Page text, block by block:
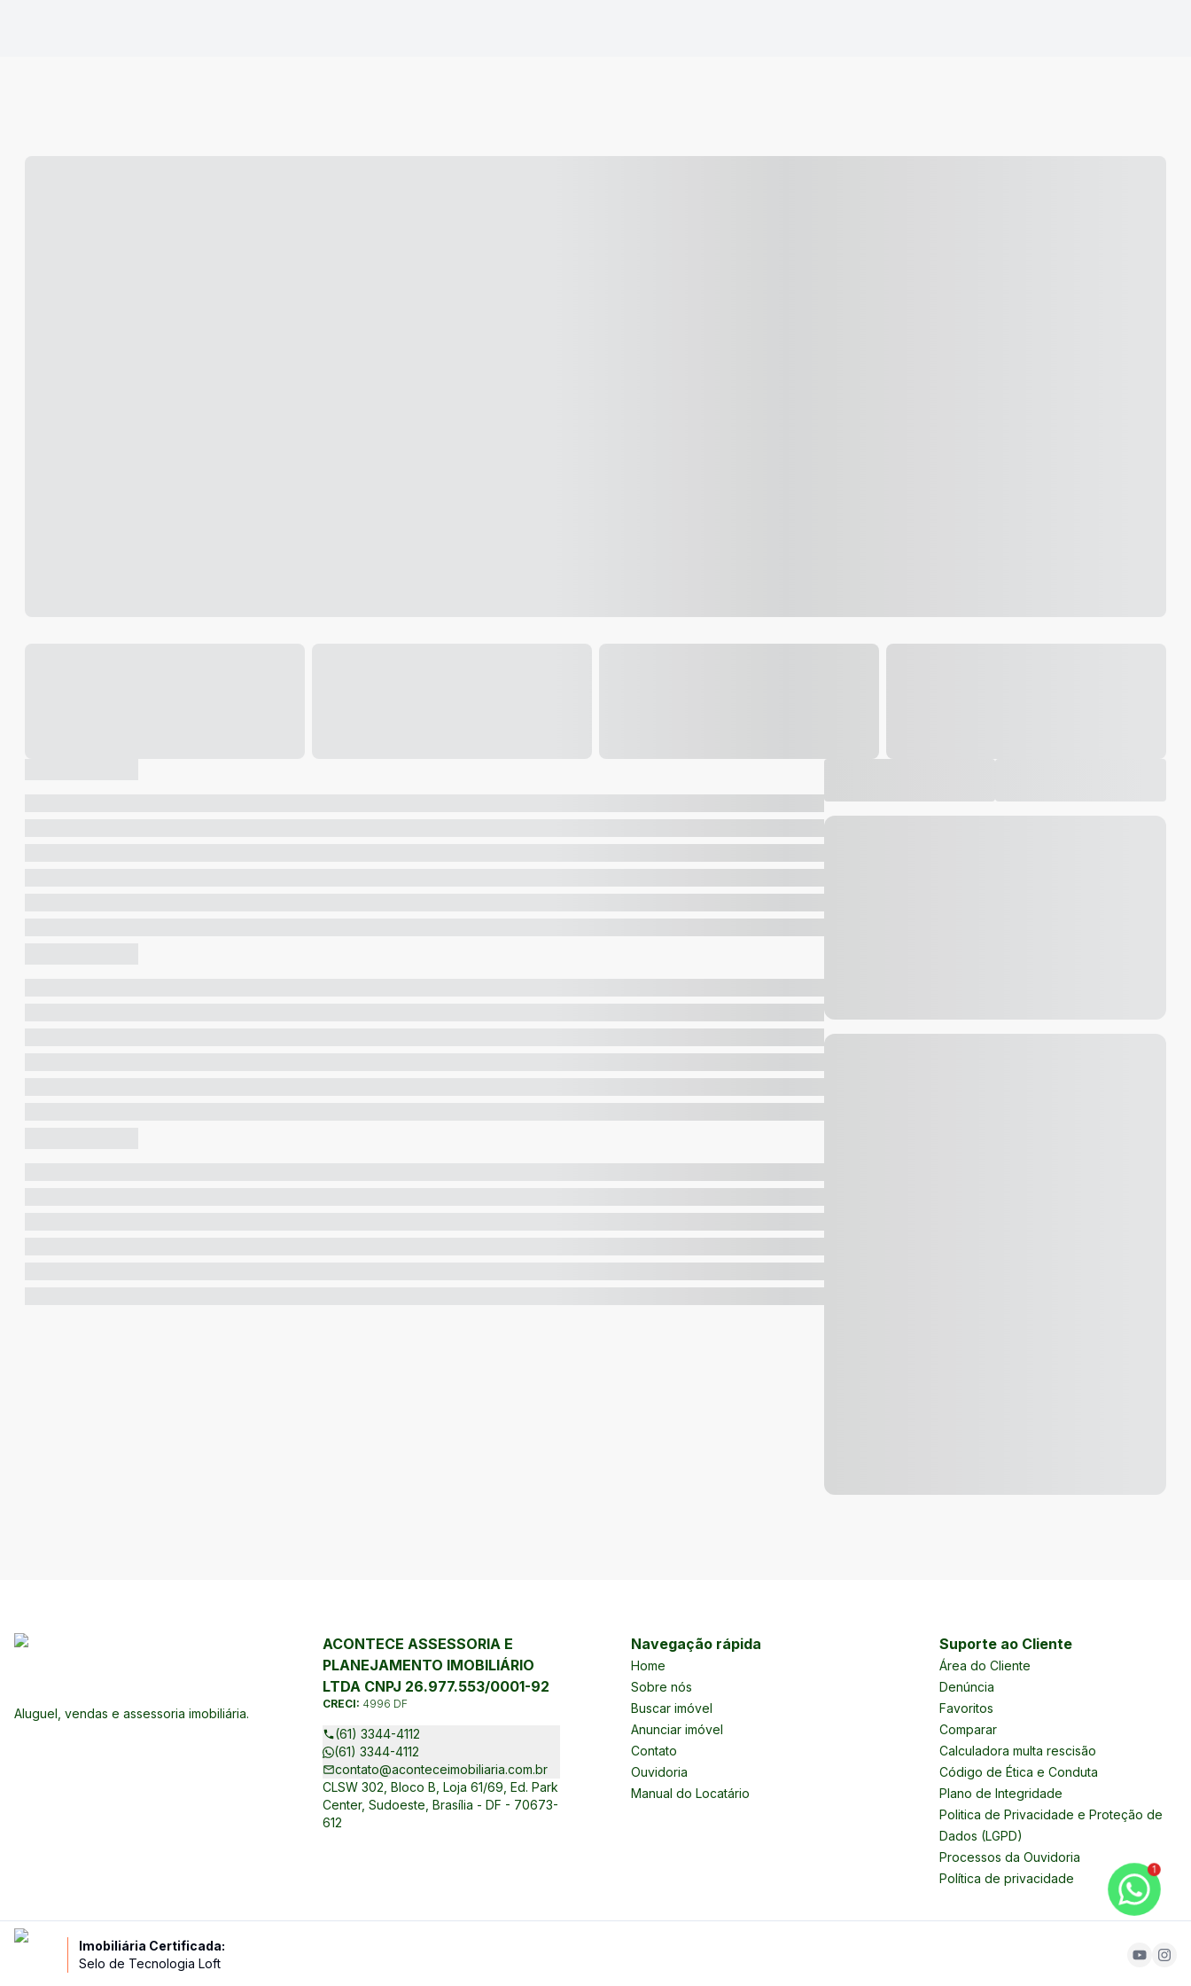
Aluguel, vendas e assessoria imobiliária.
ACONTECE ASSESSORIA E
PLANEJAMENTO IMOBILIÁRIO
LTDA CNPJ 26.977.553/0001-92
CRECI: 4996 DF
(61) 3344-4112
(61) 3344-4112
contato@aconteceimobiliaria.com.br
CLSW 302, Bloco B, Loja 61/69, Ed. Park
Center, Sudoeste, Brasília - DF - 70673-
612
Navegação rápida
Home
Sobre nós
Buscar imóvel
Anunciar imóvel
Contato
Ouvidoria
Manual do Locatário
Suporte ao Cliente
Área do Cliente
Denúncia
Favoritos
Comparar
Calculadora multa rescisão
Código de Ética e Conduta
Plano de Integridade
Politica de Privacidade e Proteção de
Dados (LGPD)
Processos da Ouvidoria
Política de privacidade
Imobiliária Certificada:
Selo de Tecnologia Loft
1